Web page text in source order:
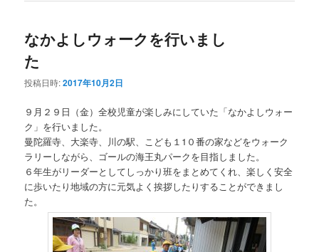
なかよしウォークを行いまし
た
投稿日時:2017年10月2日
９月２９日（金）全校児童が楽しみにしていた「なかよしウォー
ク」を行いました。
曼陀羅寺、大楽寺、川の駅、こども１1０番の家などをウォーク
ラリーしながら、ゴールの海王丸パークを目指しました。
６年生がリーダーとしてしっかり班をまとめてくれ、楽しく安全
に歩いたり地域の方に元気よく挨拶したりすることができまし
た。